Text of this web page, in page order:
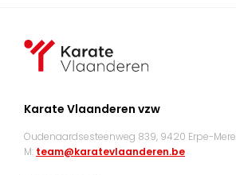
Karate Vlaanderen vzw
Oudenaardsesteenweg 839, 9420 Erpe-Mere
M: team@karatevlaanderen.be